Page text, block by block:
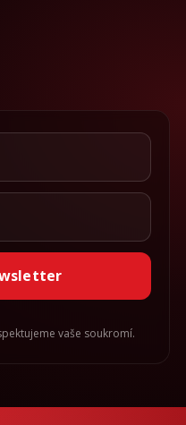
vaše soukromí.